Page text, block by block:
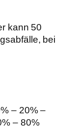
kann 50
bei
– 20% –
– 80%